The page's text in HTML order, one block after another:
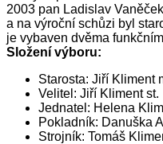
2003 pan Ladislav
a na výroční schůzi byl
je vybaven dvěma
Složení výboru:
Starosta: Jiří Kliment
Velitel: Jiří Kliment st.
Jednatel: Helena
Pokladník: Danuška
Strojník: Tomáš